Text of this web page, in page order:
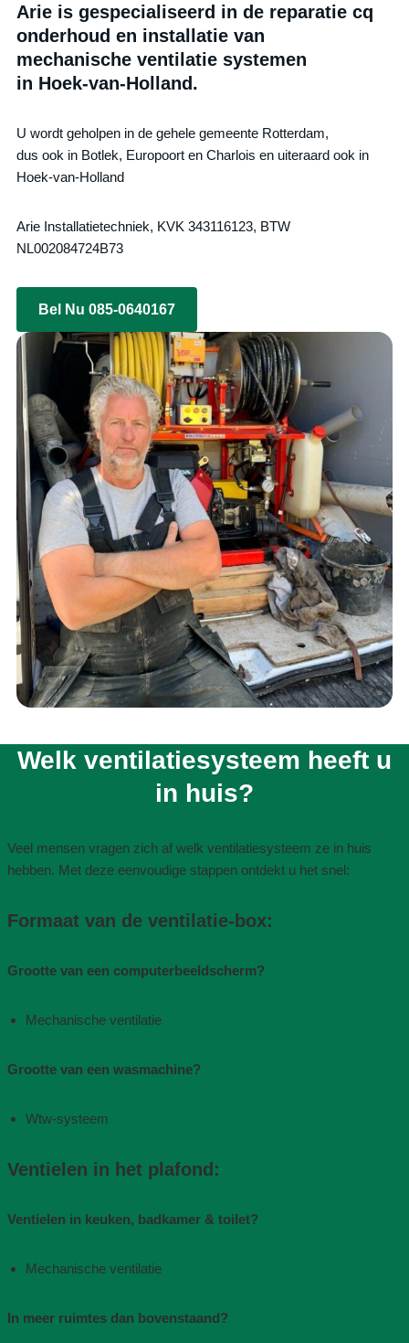
Arie is gespecialiseerd in de reparatie cq
onderhoud en installatie van
mechanische ventilatie systemen
in Hoek-van-Holland.
U wordt geholpen in de gehele gemeente Rotterdam,
dus ook in Botlek, Europoort en Charlois en uiteraard ook in
Hoek-van-Holland
Arie Installatietechniek, KVK 343116123, BTW
NL002084724B73
Bel Nu 085-0640167
Welk ventilatiesysteem heeft u
in huis?​
Veel mensen vragen zich af welk ventilatiesysteem ze in huis
hebben. Met deze eenvoudige stappen ontdekt u het snel:
Formaat van de ventilatie-box​:
Grootte van een computerbeeldscherm?
Mechanische ventilatie​
Grootte van een wasmachine?
Wtw-systeem
Ventielen in het plafond:
Ventielen in keuken, badkamer & toilet?
Mechanische ventilatie​
In meer ruimtes dan bovenstaand?